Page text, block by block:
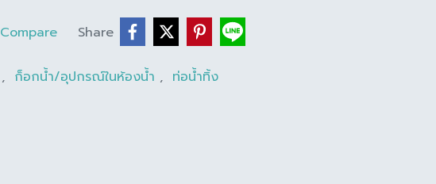
Compare Share
, ก็อกน้ำ/อุปกรณ์ในห้องน้ำ , ท่อน้ำทิ้ง